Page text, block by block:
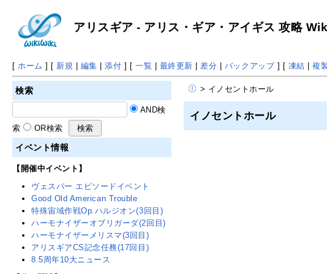
アリスギア - アリス・ギア・アイギス 攻略
[ ホーム ] [ 新規 | 編集 |添付 ] [一覧 | 最終更新 | 差分 | バックアップ] [ 凍結 |複
> イノセントホール
イノセントホール
検索
AND検
索 OR検索
イベント情報
【開催中イベント】
ヴェスパー エピソードイベント
Good Old American Trouble
特殊宙域作戦Op.ハルジオン(3回目)
ハーモナイザーオブリガーダ(2回目)
ハーモナイザーメリスマ(3回目)
アリスギアCS記念任務(17回目)
8.5周年10大ニュース